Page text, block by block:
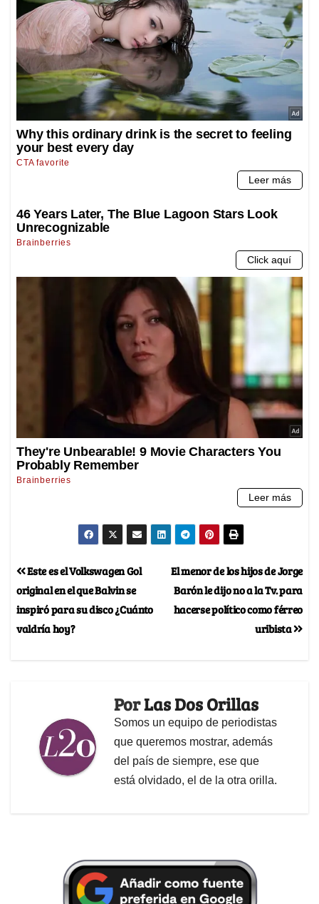
El menor de los hijos de Jorge
Barón le dijo no a la Tv. para
hacerse político como férreo
uribista
Este es el Volkswagen Gol
original en el que Balvin se
inspiró para su disco ¿Cuánto
valdría hoy?
PorLas Dos Orillas
Somos un equipo de periodistas
que queremos mostrar, además
del país de siempre, ese que
está olvidado, el de la otra orilla.